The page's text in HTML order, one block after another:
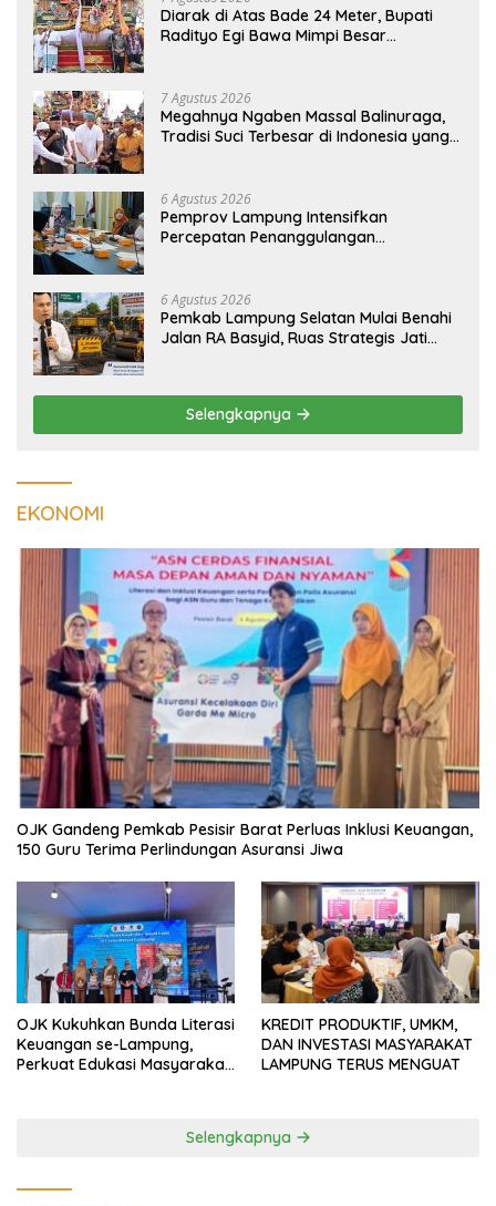
Diarak di Atas Bade 24 Meter, Bupati
Radityo Egi Bawa Mimpi Besar
7 Agustus 2026
Megahnya Ngaben Massal Balinuraga,
Tradisi Suci Terbesar di Indonesia yang
6 Agustus 2026
Pemprov Lampung Intensifkan
Percepatan Penanggulangan
6 Agustus 2026
Pemkab Lampung Selatan Mulai Benahi
Jalan RA Basyid, Ruas Strategis Jati
Selengkapnya
EKONOMI
OJK Gandeng Pemkab Pesisir Barat Perluas Inklusi Keuangan,
150 Guru Terima Perlindungan Asuransi Jiwa
OJK Kukuhkan Bunda Literasi
Keuangan se-Lampung,
Perkuat Edukasi Masyarakat
KREDIT PRODUKTIF, UMKM,
DAN INVESTASI MASYARAKAT
LAMPUNG TERUS MENGUAT
Selengkapnya